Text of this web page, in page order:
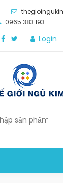
0965.383.193
Login
Kim
sản xuất